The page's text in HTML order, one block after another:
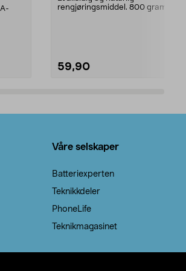
rengjøringsmiddel. 800 gram
59,90
Våre selskaper
Batteriexperten
Teknikkdeler
PhoneLife
Teknikmagasinet